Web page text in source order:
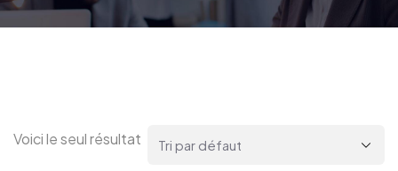
Voici le seul résultat